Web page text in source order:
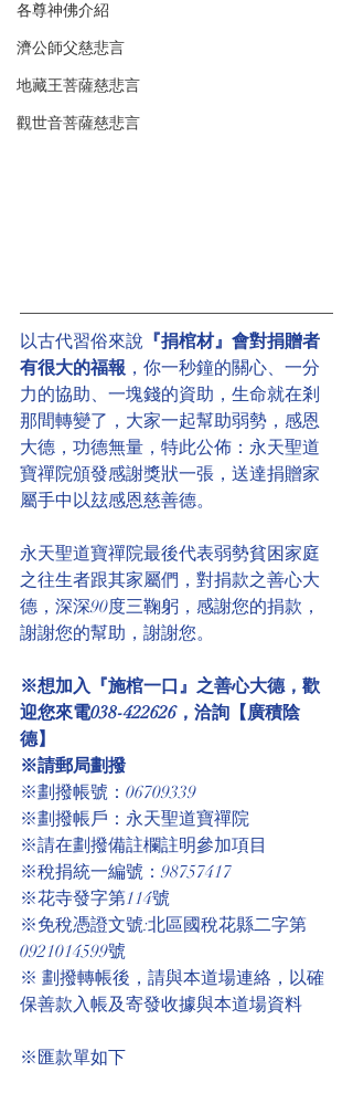
各尊神佛介紹
濟公師父慈悲言
地藏王菩薩慈悲言
觀世音菩薩慈悲言
以古代習俗來說 『捐棺材』會對捐贈者
有很大的福報 ，你一秒鐘的關心、一分
力的協助、一塊錢的資助，生命就在剎
那間轉變了，大家一起幫助弱勢，感恩
大德，功德無量，特此公佈：永天聖道
寶禪院頒發感謝獎狀一張，送達捐贈家
屬手中以玆感恩慈善德。
永天聖道寶禪院最後代表弱勢貧困家庭
之往生者跟其家屬們，對捐款之善心大
德，深深90度三鞠躬，感謝您的捐款，
謝謝您的幫助，謝謝您。
※想加入『施棺一口』之善心大德，歡
迎您來電038-422626，洽詢【廣積陰
德】
※請郵局劃撥
※劃撥帳號：06709339
※劃撥帳戶：永天聖道寶禪院
※請在劃撥備註欄註明參加項目
※稅捐統一編號：98757417
※花寺發字第114號
※免稅憑證文號:北區國稅花縣二字第
0921014599號
※ 劃撥轉帳後，請與本道場連絡，以確
保善款入帳及寄發收據與本道場資料
※匯款單如下